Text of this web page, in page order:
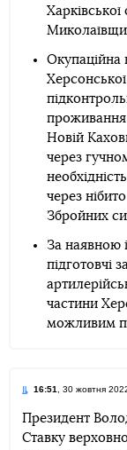
Харківської
Окупаційна
проживання
Новій
через
через
Збройних
За наявною
підготовчі
частини
можливим
16:51, 30 жовтня
Президент
Ставку